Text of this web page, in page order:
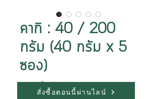
คากิ : 40 / 200
กรัม (40 กรัม x 5
ซอง)
ขนาด*
สั่งซื้อตอนนี้ผ่านไลน์